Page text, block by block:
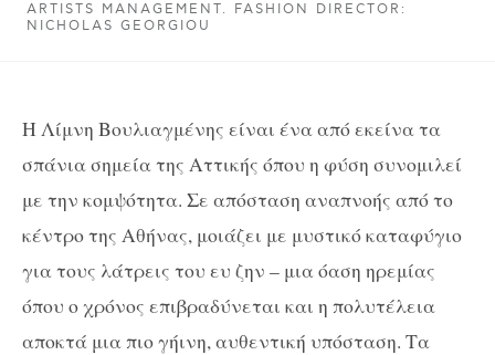
ARTISTS MANAGEMENT. FASHION DIRECTOR:
NICHOLAS GEORGIOU
Η Λίμνη Βουλιαγμένης είναι ένα από εκείνα τα
σπάνια σημεία της Αττικής όπου η φύση συνομιλεί
με την κομψότητα. Σε απόσταση αναπνοής από το
κέντρο της Αθήνας, μοιάζει με μυστικό καταφύγιο
για τους λάτρεις του ευ ζην – μια όαση ηρεμίας
όπου ο χρόνος επιβραδύνεται και η πολυτέλεια
αποκτά μια πιο γήινη, αυθεντική υπόσταση. Τα